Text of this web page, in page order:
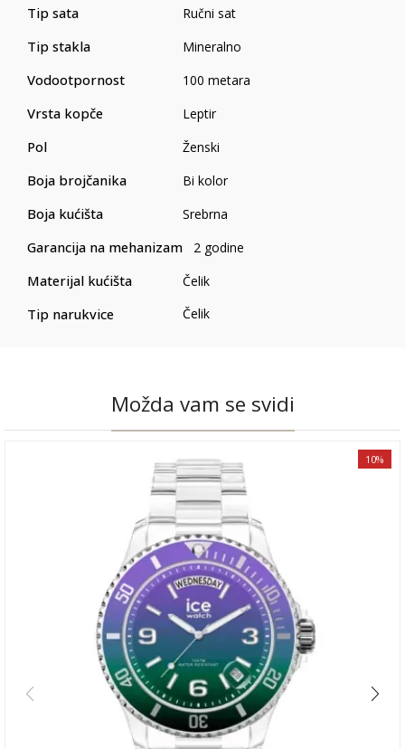
Tip sata Ručni sat
Tip stakla Mineralno
Vodootpornost 100 metara
Vrsta kopče Leptir
Pol Ženski
Boja brojčanika Bi kolor
Boja kućišta Srebrna
Garancija na mehanizam 2 godine
Materijal kućišta Čelik
Tip narukvice Čelik
Možda vam se svidi
10%